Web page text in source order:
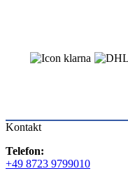
Kontakt
Telefon:
+49 8723 9799010